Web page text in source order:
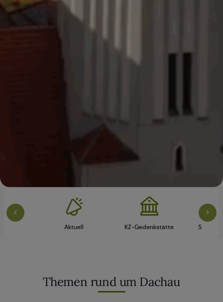
Aktuell KZ-Gedenkstätte Schloss
Themen rund um Dachau